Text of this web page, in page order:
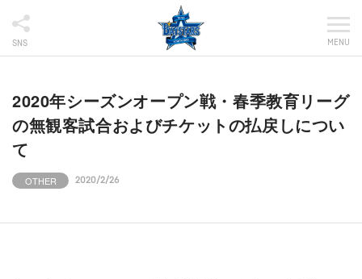
SNS MENU
2020年シーズンオープン戦・春季教育リーグ
の無観客試合およびチケットの払戻しについ
て
OTHER 2020/2/26